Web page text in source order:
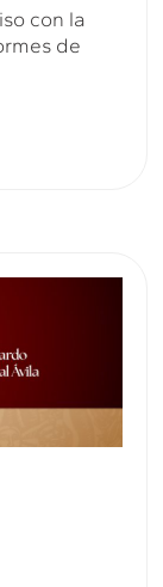
con la
de